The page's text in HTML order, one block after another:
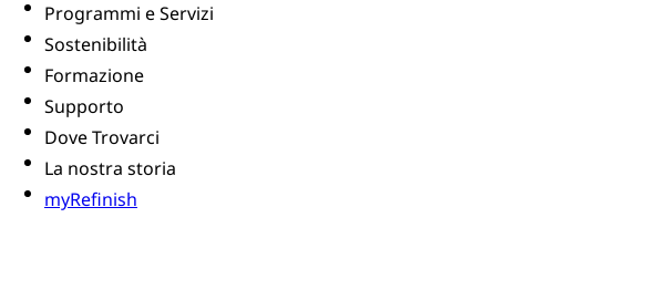
Programmi e Servizi
Sostenibilità
Formazione
Supporto
Dove Trovarci
La nostra storia
myRefinish